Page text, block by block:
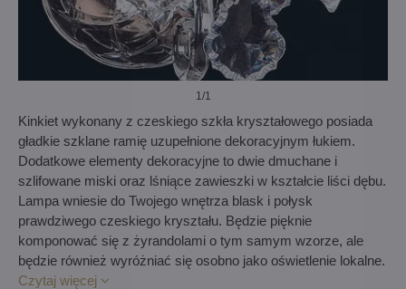
1/1
Kinkiet wykonany z czeskiego szkła kryształowego posiada
gładkie szklane ramię uzupełnione dekoracyjnym łukiem.
Dodatkowe elementy dekoracyjne to dwie dmuchane i
szlifowane miski oraz lśniące zawieszki w kształcie liści dębu.
Lampa wniesie do Twojego wnętrza blask i połysk
prawdziwego czeskiego kryształu. Będzie pięknie
komponować się z żyrandolami o tym samym wzorze, ale
będzie również wyróżniać się osobno jako oświetlenie lokalne.
Czytaj więcej